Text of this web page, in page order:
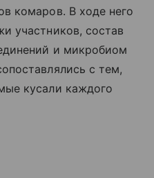
комаров. В ходе него
участников, состав
и микробиом
с тем,
кусали каждого